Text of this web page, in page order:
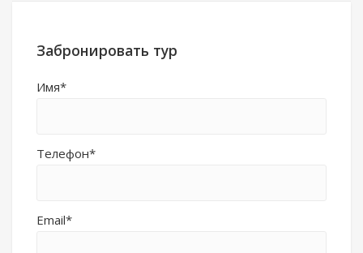
Забронировать тур
Имя*
Телефон*
Email*